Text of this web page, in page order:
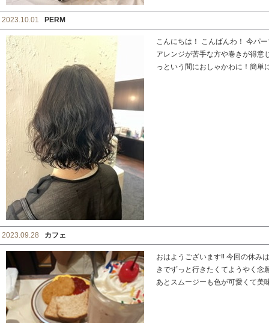
2023.10.01 PERM
こんにちは！ こんばんわ！ 今パ
アレンジが苦手な方や巻きが得意
っという間におしゃかわに！簡単
2023.09.28 カフェ
おはようございます‼️ 今回の休み
きでずっと行きたくてようやく念
あとスムージーも色が可愛くて美